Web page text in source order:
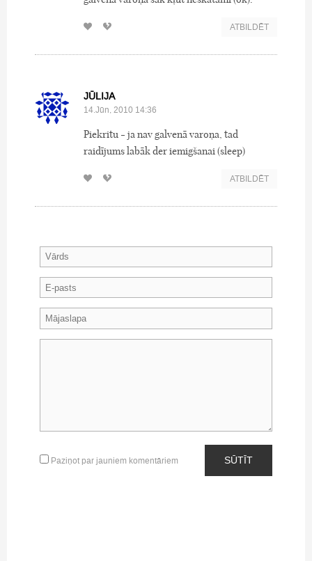
ATBILDĒT
JŪLIJA
14.Jūn, 2010 14:36
Piekritu - ja nav galvenā varoņa, tad
raidījums labāk der iemigšanai (sleep)
ATBILDĒT
Paziņot par jauniem komentāriem SŪTĪT